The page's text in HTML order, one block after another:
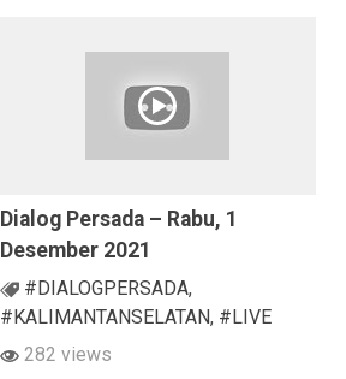
Dialog Persada – Rabu, 1
Desember 2021
#DIALOGPERSADA,
#KALIMANTANSELATAN, #LIVE
282 views